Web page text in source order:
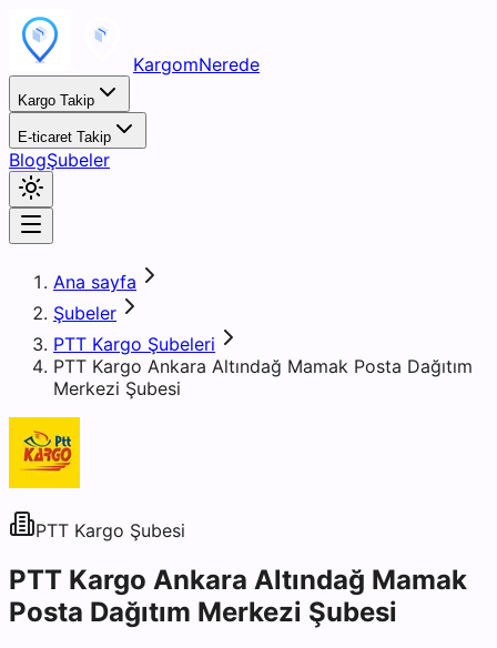
KargomNerede
Kargo Takip
E-ticaret Takip
BlogŞubeler
Ana sayfa
Şubeler
PTT Kargo Şubeleri
PTT Kargo Ankara Altındağ Mamak Posta Dağıtım
Merkezi Şubesi
PTT Kargo Şubesi
PTT Kargo Ankara Altındağ Mamak
Posta Dağıtım Merkezi Şubesi